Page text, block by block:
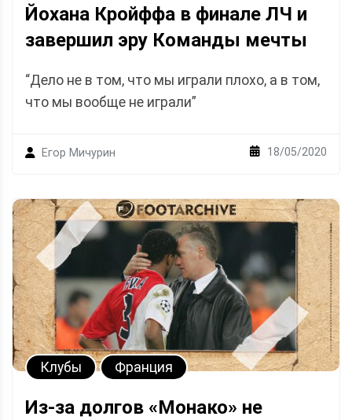
Йохана Кройффа в финале ЛЧ и
завершил эру Команды мечты
“Дело не в том, что мы играли плохо, а в том,
что мы вообще не играли”
Егор Мичурин 18/05/2020
Клубы Франция
Из-за долгов «Монако» не